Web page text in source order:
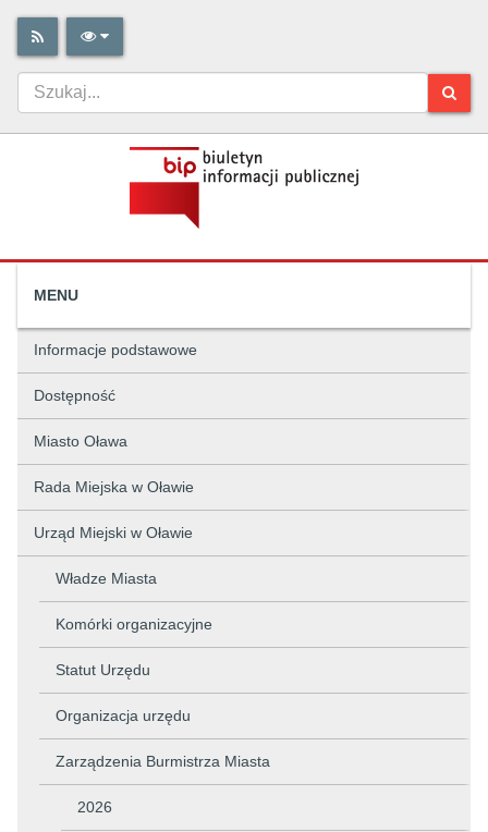
MENU
Informacje podstawowe
Dostępność
Miasto Oława
Rada Miejska w Oławie
Urząd Miejski w Oławie
Władze Miasta
Komórki organizacyjne
Statut Urzędu
Organizacja urzędu
Zarządzenia Burmistrza Miasta
2026